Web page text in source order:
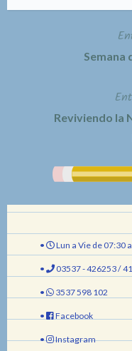
Semana
Reviviendo la
• Lun a Vie de 07:30
• 03537 - 426253 /
• 3537 598 102
• Facebook
• Instagram